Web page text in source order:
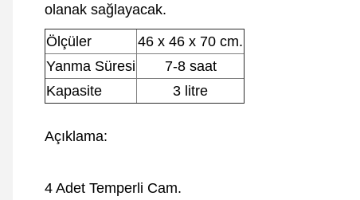
olanak sağlayacak.
Ölçüler
46 x 46 x 70 cm.
Yanma Süresi
7-8 saat
Kapasite
3 litre
Açıklama:
4 Adet Temperli Cam.